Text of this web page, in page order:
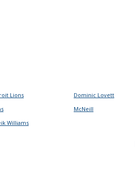
Lions
Dominic Lovett
McNeill
Williams